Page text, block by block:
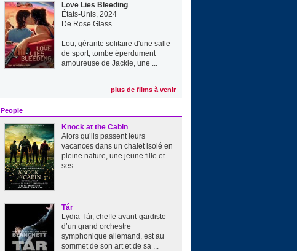
Love Lies Bleeding
États-Unis, 2024
De Rose Glass
Lou, gérante solitaire d'une salle
de sport, tombe éperdument
amoureuse de Jackie, une ...
plus de films à venir
People
Knock at the Cabin
Alors qu’ils passent leurs
vacances dans un chalet isolé en
pleine nature, une jeune fille et
ses ...
Tár
Lydia Tár, cheffe avant-gardiste
d’un grand orchestre
symphonique allemand, est au
sommet de son art et de sa ...